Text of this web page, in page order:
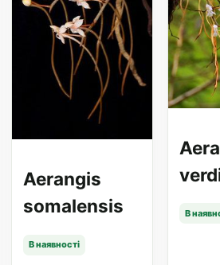
Aerangis
somalensis
В наявності
В